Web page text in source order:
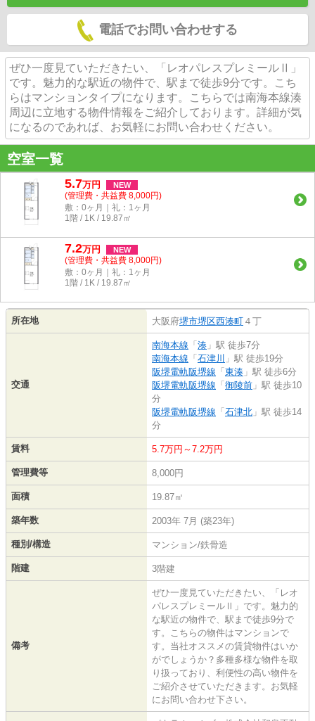
電話でお問い合わせする
ぜひ一度見ていただきたい、「レオパレスプレミールⅡ」
です。魅力的な駅近の物件で、駅まで徒歩9分です。こち
らはマンションタイプになります。こちらでは南海本線湊
周辺に立地する物件情報をご紹介しております。詳細が気
になるのであれば、お気軽にお問い合わせください。
空室一覧
5.7万円 NEW
(管理費・共益費 8,000円)
敷：0ヶ月｜礼：1ヶ月
1階 / 1K / 19.87㎡
7.2万円 NEW
(管理費・共益費 8,000円)
敷：0ヶ月｜礼：1ヶ月
1階 / 1K / 19.87㎡
所在地 大阪府堺市堺区西湊町 ４丁
交通
南海本線 「 湊 」駅 徒歩7分
南海本線 「 石津川 」駅 徒歩19分
阪堺電軌阪堺線 「 東湊 」駅 徒歩6分
阪堺電軌阪堺線 「 御陵前 」駅 徒歩10
分
阪堺電軌阪堺線 「 石津北 」駅 徒歩14
分
賃料 5.7万円～7.2万円
管理費等 8,000円
面積 19.87㎡
築年数 2003年 7月 (築23年)
種別/構造 マンション/鉄骨造
階建 3階建
備考
ぜひ一度見ていただきたい、「レオ
パレスプレミールⅡ」です。魅力的
な駅近の物件で、駅まで徒歩9分で
す。こちらの物件はマンションで
す。当社オススメの賃貸物件はいか
がでしょうか？多種多様な物件を取
り扱っており、利便性の高い物件を
ご紹介させていただきます。お気軽
にお問い合わせ下さい。